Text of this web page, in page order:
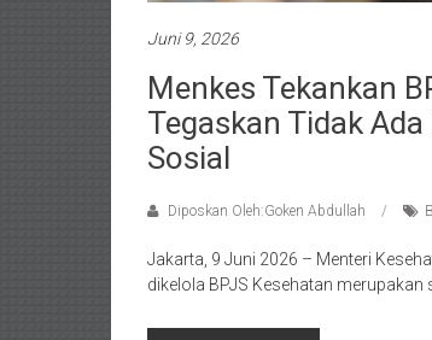
Juni 9, 2026
Menkes Tekankan
Tegaskan Tidak
Sosial
Diposkan Oleh:Goken Abdullah
Jakarta, 9 Juni 2026 – Menteri
dikelola BPJS Kesehatan